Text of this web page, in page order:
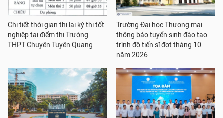
Chi tiết thời gian thi lại kỳ thi tốt
nghiệp tại điểm thi Trường
THPT Chuyên Tuyên Quang
Trường Đại học Thương mại
thông báo tuyển sinh đào tạo
trình độ tiến sĩ đợt tháng 10
năm 2026